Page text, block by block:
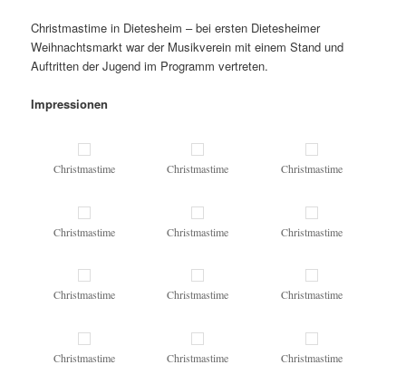
Christmastime in Dietesheim – bei ersten Dietesheimer
Weihnachtsmarkt war der Musikverein mit einem Stand und
Auftritten der Jugend im Programm vertreten.
Impressionen
Christmastime Christmastime Christmastime
Christmastime Christmastime Christmastime
Christmastime Christmastime Christmastime
Christmastime Christmastime Christmastime